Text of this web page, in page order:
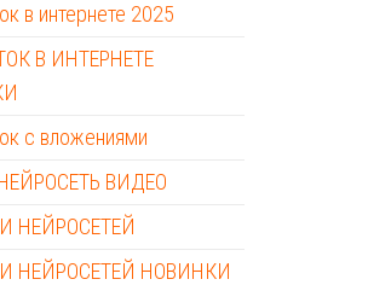
в интернете 2025
В ИНТЕРНЕТЕ
с вложениями
ВИДЕО
НЕЙРОСЕТЕЙ
НЕЙРОСЕТЕЙ НОВИНКИ